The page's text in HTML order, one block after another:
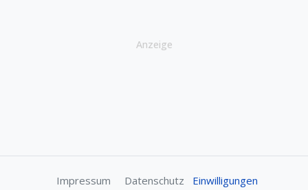
Anzeige
Impressum Datenschutz Einwilligungen